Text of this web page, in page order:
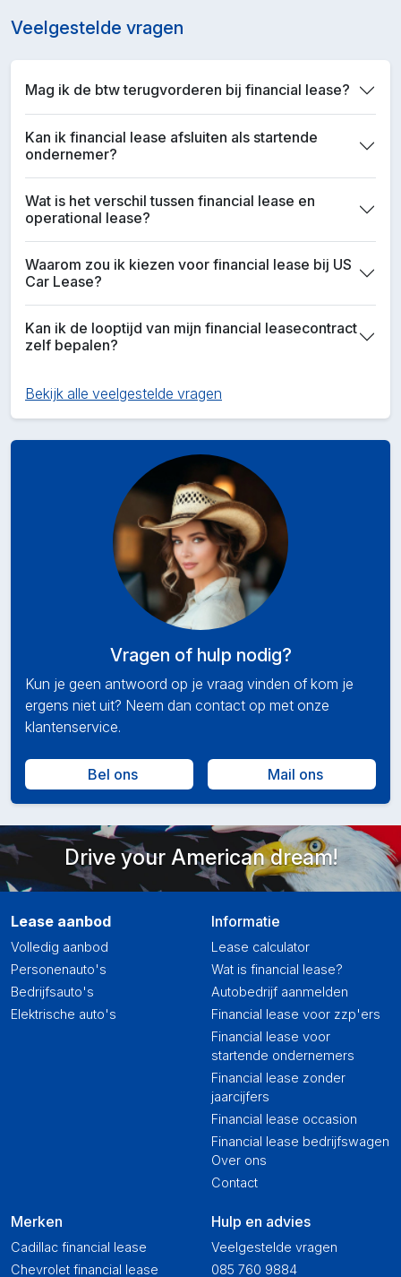
Veelgestelde vragen
Mag ik de btw terugvorderen bij financial lease?
Kan ik financial lease afsluiten als startende
ondernemer?
Wat is het verschil tussen financial lease en
operational lease?
Waarom zou ik kiezen voor financial lease bij US
Car Lease?
Kan ik de looptijd van mijn financial leasecontract
zelf bepalen?
Bekijk alle veelgestelde vragen
Vragen of hulp nodig?
Kun je geen antwoord op je vraag vinden of kom je
ergens niet uit? Neem dan contact op met onze
klantenservice.
Bel ons Mail ons
Drive your American dream!
Lease aanbod
Volledig aanbod
Personenauto's
Bedrijfsauto's
Elektrische auto's
Merken
Cadillac financial lease
Chevrolet financial lease
Informatie
Lease calculator
Wat is financial lease?
Autobedrijf aanmelden
Financial lease voor zzp'ers
Financial lease voor
startende ondernemers
Financial lease zonder
jaarcijfers
Financial lease occasion
Financial lease bedrijfswagen
Over ons
Contact
Hulp en advies
Veelgestelde vragen
085 760 9884